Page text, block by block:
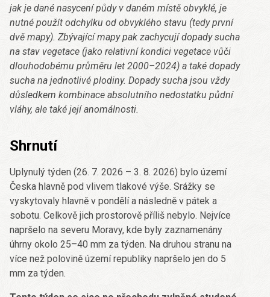
jak je dané nasycení půdy v daném místě obvyklé, je
nutné použít odchylku od obvyklého stavu (tedy první
dvě mapy). Zbývající mapy pak zachycují dopady sucha
na stav vegetace (jako relativní kondici vegetace vůči
dlouhodobému průměru let 2000–2024) a také dopady
sucha na jednotlivé plodiny. Dopady sucha jsou vždy
důsledkem kombinace absolutního nedostatku půdní
vláhy, ale také její anomálnosti.
Shrnutí
Uplynulý týden (26. 7. 2026 – 3. 8. 2026) bylo území
Česka hlavně pod vlivem tlakové výše. Srážky se
vyskytovaly hlavně v pondělí a následně v pátek a
sobotu. Celkově jich prostorově příliš nebylo. Nejvíce
napršelo na severu Moravy, kde byly zaznamenány
úhrny okolo 25–40 mm za týden. Na druhou stranu na
více než polovině území republiky napršelo jen do 5
mm za týden.